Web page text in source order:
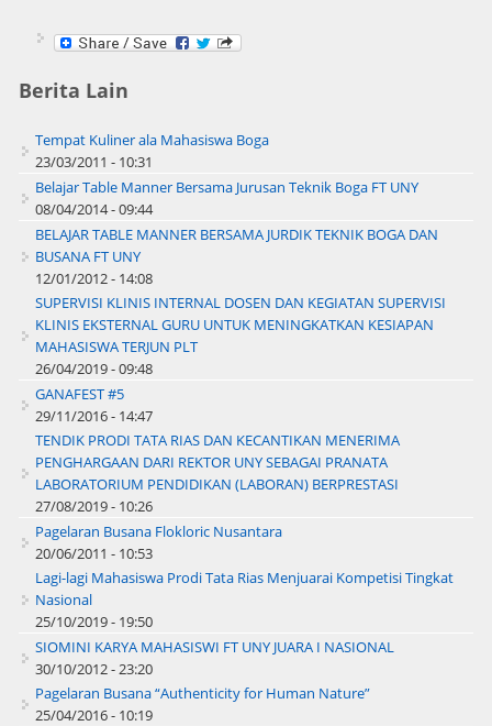
Berita Lain
Tempat Kuliner ala Mahasiswa Boga
23/03/2011 - 10:31
Belajar Table Manner Bersama Jurusan Teknik Boga FT UNY
08/04/2014 - 09:44
BELAJAR TABLE MANNER BERSAMA JURDIK TEKNIK BOGA DAN
BUSANA FT UNY
12/01/2012 - 14:08
SUPERVISI KLINIS INTERNAL DOSEN DAN KEGIATAN SUPERVISI
KLINIS EKSTERNAL GURU UNTUK MENINGKATKAN KESIAPAN
MAHASISWA TERJUN PLT
26/04/2019 - 09:48
GANAFEST #5
29/11/2016 - 14:47
TENDIK PRODI TATA RIAS DAN KECANTIKAN MENERIMA
PENGHARGAAN DARI REKTOR UNY SEBAGAI PRANATA
LABORATORIUM PENDIDIKAN (LABORAN) BERPRESTASI
27/08/2019 - 10:26
Pagelaran Busana Flokloric Nusantara
20/06/2011 - 10:53
Lagi-lagi Mahasiswa Prodi Tata Rias Menjuarai Kompetisi Tingkat
Nasional
25/10/2019 - 19:50
SIOMINI KARYA MAHASISWI FT UNY JUARA I NASIONAL
30/10/2012 - 23:20
Pagelaran Busana “Authenticity for Human Nature”
25/04/2016 - 10:19